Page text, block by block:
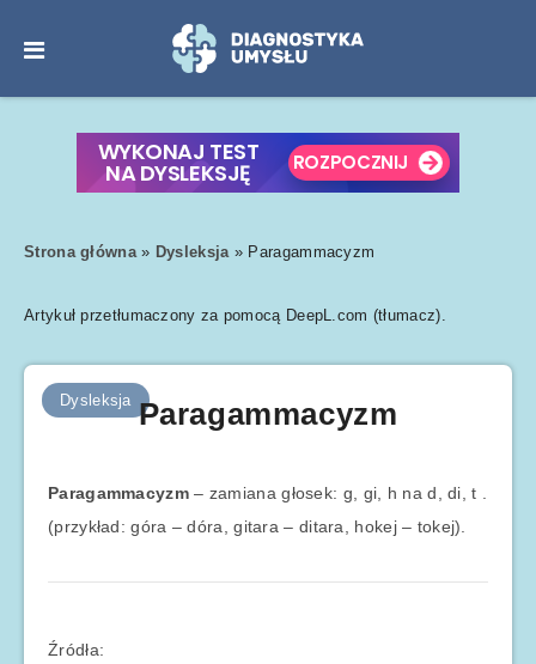
Strona główna» Dysleksja» Paragammacyzm
Artykuł przetłumaczony za pomocą DeepL.com (tłumacz).
Dysleksja Paragammacyzm
Paragammacyzm– zamiana głosek: g, gi, h na d, di, t .
(przykład: góra – dóra, gitara – ditara, hokej – tokej).
Źródła: